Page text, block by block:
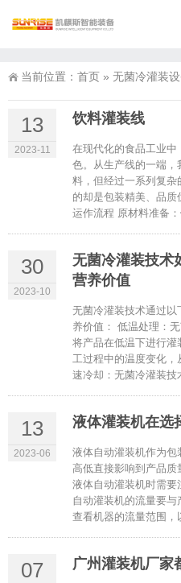
当前位置： 首页 » 无菌冷灌装
13
2023-11
饮料灌装线
在现代化的食品工业中
色。从生产线的一端
料，但经过一系列复杂
的却是包装精美、品
运作流程 原材料准备
30
2023-10
无菌冷灌装技术
营养价值
无菌冷灌装技术通过
养价值： 低温处理：
将产品在低温下进行灌
工过程中的温度变化
速冷却：无菌冷灌装技
13
2023-06
液体灌装机在选
液体自动灌装机作为包
高低直接影响到产品质
液体自动灌装机时需
自动灌装机的流量要
查看机器的流量范围，
07 广州灌装机厂家